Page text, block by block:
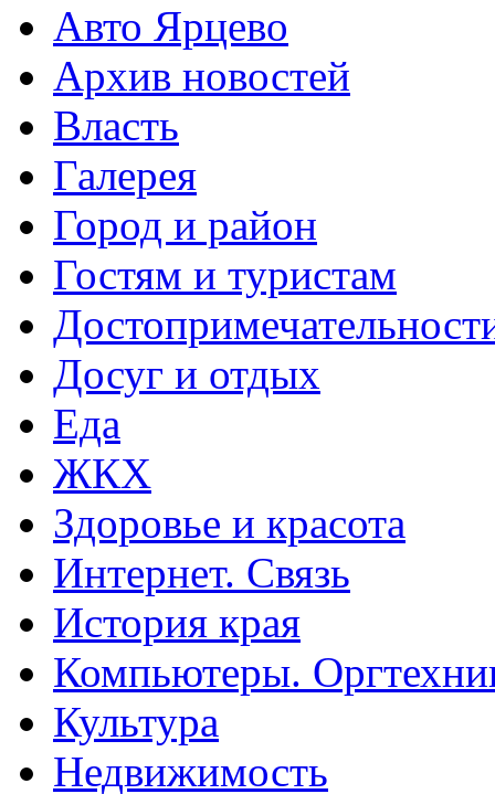
Авто Ярцево
Архив новостей
Власть
Галерея
Город и район
Гостям и туристам
Досуг и отдых
Еда
ЖКХ
Здоровье и красота
Интернет. Связь
История края
Компьютеры.
Культура
Недвижимость